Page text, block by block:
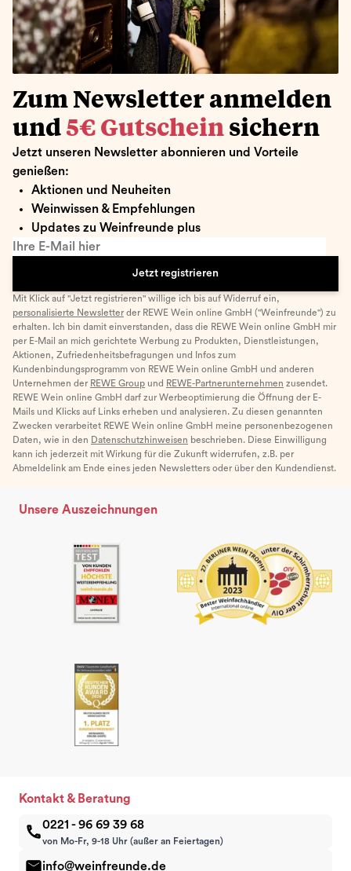
Zum Newsletter anmelden
und 5€ Gutschein sichern
Jetzt unseren Newsletter abonnieren und Vorteile
genießen:
Aktionen und Neuheiten
Weinwissen & Empfehlungen
Updates zu Weinfreunde plus
Ihre E-Mail hier
Jetzt registrieren
Mit Klick auf "Jetzt registrieren" willige ich bis auf Widerruf ein,
personalisierte Newsletter der REWE Wein online GmbH ("Weinfreunde") zu
erhalten. Ich bin damit einverstanden, dass die REWE Wein online GmbH mir
per E-Mail an mich gerichtete Werbung zu Produkten, Dienstleistungen,
Aktionen, Zufriedenheitsbefragungen und Infos zum
Kundenbindungsprogramm von REWE Wein online GmbH und anderen
Unternehmen der REWE Group und REWE-Partnerunternehmen zusendet.
REWE Wein online GmbH darf zur Werbeoptimierung die Öffnung der E-
Mails und Klicks auf Links erheben und analysieren. Zu diesen genannten
Zwecken verarbeitet REWE Wein online GmbH meine personenbezogenen
Daten, wie in den Datenschutzhinweisen beschrieben. Diese Einwilligung
kann ich jederzeit mit Wirkung für die Zukunft widerrufen, z.B. per
Abmeldelink am Ende eines jeden Newsletters oder über den Kundendienst.
Unsere Auszeichnungen
Kontakt & Beratung
0221 - 96 69 39 68
von Mo-Fr, 9-18 Uhr (außer an Feiertagen)
info@weinfreunde.de